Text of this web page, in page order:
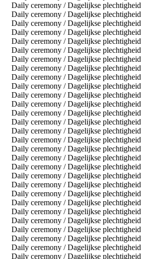
Daily ceremony / Dagelijkse plechtigheid
Daily ceremony / Dagelijkse plechtigheid
Daily ceremony / Dagelijkse plechtigheid
Daily ceremony / Dagelijkse plechtigheid
Daily ceremony / Dagelijkse plechtigheid
Daily ceremony / Dagelijkse plechtigheid
Daily ceremony / Dagelijkse plechtigheid
Daily ceremony / Dagelijkse plechtigheid
Daily ceremony / Dagelijkse plechtigheid
Daily ceremony / Dagelijkse plechtigheid
Daily ceremony / Dagelijkse plechtigheid
Daily ceremony / Dagelijkse plechtigheid
Daily ceremony / Dagelijkse plechtigheid
Daily ceremony / Dagelijkse plechtigheid
Daily ceremony / Dagelijkse plechtigheid
Daily ceremony / Dagelijkse plechtigheid
Daily ceremony / Dagelijkse plechtigheid
Daily ceremony / Dagelijkse plechtigheid
Daily ceremony / Dagelijkse plechtigheid
Daily ceremony / Dagelijkse plechtigheid
Daily ceremony / Dagelijkse plechtigheid
Daily ceremony / Dagelijkse plechtigheid
Daily ceremony / Dagelijkse plechtigheid
Daily ceremony / Dagelijkse plechtigheid
Daily ceremony / Dagelijkse plechtigheid
Daily ceremony / Dagelijkse plechtigheid
Daily ceremony / Dagelijkse plechtigheid
Daily ceremony / Dagelijkse plechtigheid
Daily ceremony / Dagelijkse plechtigheid